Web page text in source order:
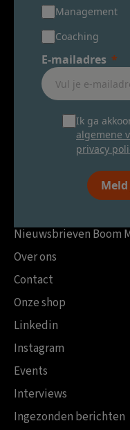
Management
Coaching
E-mailadres
Ik ga
algemene
privacy
Nieuwsbrieven Boom
Over ons
Contact
Onze shop
Linkedin
Instagram
Events
Interviews
Ingezonden berichten